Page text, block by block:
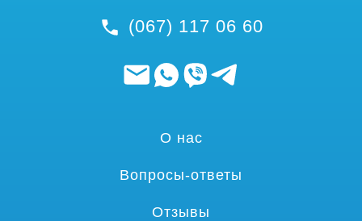
(067) 117 06 60
О нас
Вопросы-ответы
Отзывы